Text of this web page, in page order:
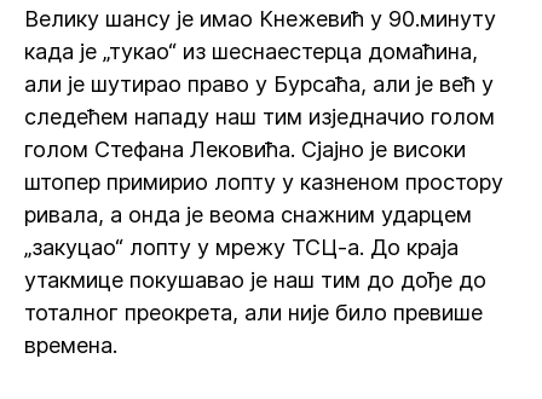
Велику шансу је имао Кнежевић у 90.минуту
када је „тукао“ из шеснаестерца домаћина,
али је шутирао право у Бурсаћа, али је већ у
следећем нападу наш тим изједначио голом
голом Стефана Лековића. Сјајно је високи
штопер примирио лопту у казненом простору
ривала, а онда је веома снажним ударцем
„закуцао“ лопту у мрежу ТСЦ-а. До краја
утакмице покушавао је наш тим до дође до
тоталног преокрета, али није било превише
времена.